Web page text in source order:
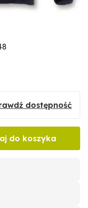
dostępność
do koszyka